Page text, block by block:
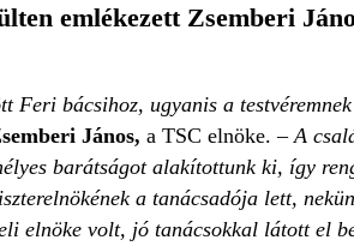
emlékezett Zsemberi
Feri bácsihoz, ugyanis a
János, a TSC elnöke.– A
barátságot alakítottunk ki, így
a tanácsadója lett,
elnöke volt, jó tanácsokkal látott el